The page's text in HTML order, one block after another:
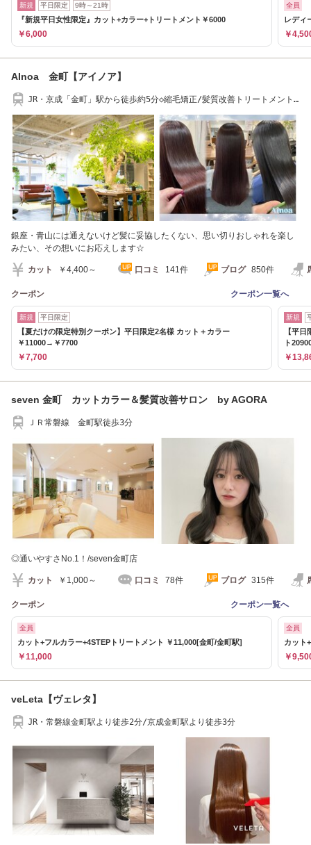
新規 平日限定 9時～21時
『新規平日女性限定』カット+カラー+トリートメント￥6000
￥6,000
全員
レディ
￥
AInoa 金町【アイノア】
JR・京成「金町」駅から徒歩約5分◇縮毛矯正/髪質改善トリートメント/
銀座・青山には通えないけど髪に妥協したくない、思い切りおしゃれを楽し
みたい、その想いにお応えします☆
カット ￥4,400～ 口コミ 141件 ブログ 850件
クーポン クーポン一覧へ
新規 平日限定
【夏だけの限定特別クーポン】平日限定2名様 カット＋カラー
￥11000→￥7700
￥7,700
新規
【平
ト
￥
seven 金町 カットカラー＆髪質改善サロン by AGORA
ＪＲ常磐線 金町駅徒歩3分
◎通いやすさNo.1！/seven金町店
カット ￥1,000～ 口コミ 78件 ブログ 315件
クーポン クーポン一覧へ
全員
カット+フルカラー+4STEPトリートメント ￥11,000[金町/金町駅]
￥11,000
全員
カット
￥
veLeta【ヴェレタ】
JR・常磐線金町駅より徒歩2分/京成金町駅より徒歩3分